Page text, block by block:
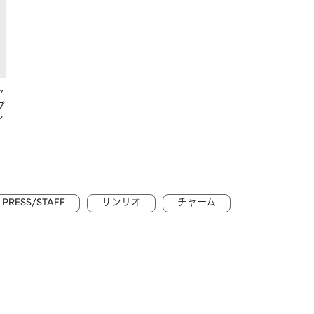
PRESS/STAFF サンリオ チャーム